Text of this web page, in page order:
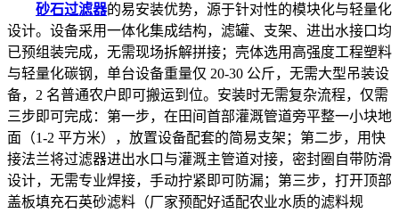
砂石过滤器的易安装优势，源于针对性的模块化与轻量化
设计。设备采用一体化集成结构，滤罐、支架、进出水接口均
已预组装完成，无需现场拆解拼接；壳体选用高强度工程塑料
与轻量化碳钢，单台设备重量仅 20-30 公斤，无需大型吊装设
备，2 名普通农户即可搬运到位。安装时无需复杂流程，仅需
三步即可完成：第一步，在田间首部灌溉管道旁平整一小块地
面（1-2 平方米），放置设备配套的简易支架；第二步，用快
接法兰将过滤器进出水口与灌溉主管道对接，密封圈自带防滑
设计，无需专业焊接，手动拧紧即可防漏；第三步，打开顶部
盖板填充石英砂滤料（厂家预配好适配农业水质的滤料规